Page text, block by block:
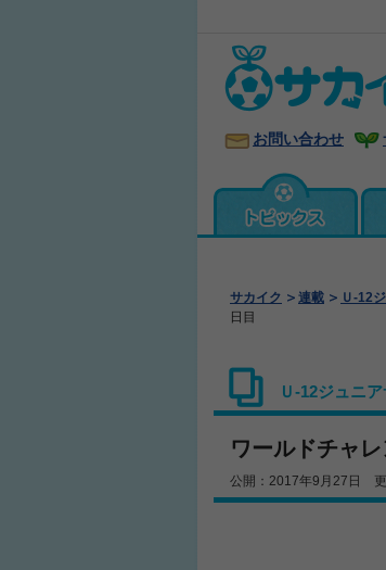
お問い合わせ
サカイク 連載 Ｕ‐12
日目
Ｕ‐12ジュニ
ワールドチャ
公開：2017年9月27日